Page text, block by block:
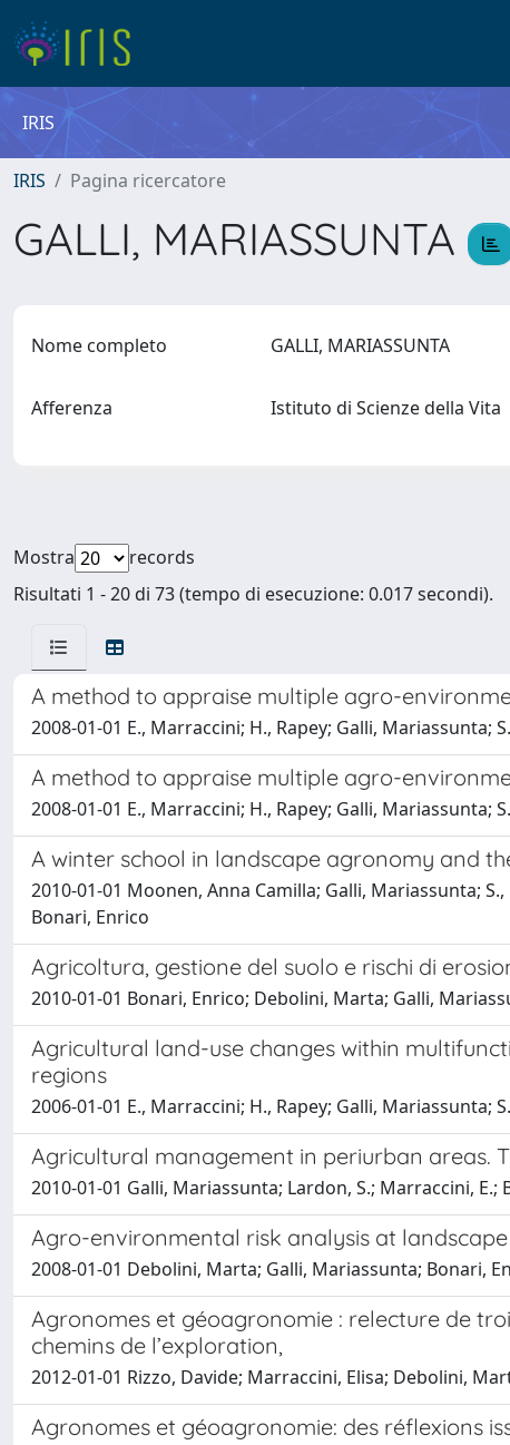
IRIS
IRIS Pagina ricercatore
GALLI, MARIASSUNTA
Nome completo GALLI, MARIASSUNTA
Afferenza Istituto di Scienze della Vita
Mostra
records
Risultati 1 - 20 di 73 (tempo di esecuzione: 0.017 secondi).
A method to appraise multiple agro-
2008-01-01 E., Marraccini; H., Rapey; Galli, Mariassunta;
A method to appraise multiple agro-
2008-01-01 E., Marraccini; H., Rapey; Galli, Mariassunta;
A winter school in landscape agronomy and
2010-01-01 Moonen, Anna Camilla; Galli, Mariassunta;
Bonari, Enrico
Agricoltura, gestione del suolo e rischi di
2010-01-01 Bonari, Enrico; Debolini, Marta; Galli,
Agricultural land-use changes within
regions
2006-01-01 E., Marraccini; H., Rapey; Galli, Mariassunta;
Agricultural management in periurban areas.
2010-01-01 Galli, Mariassunta; Lardon, S.; Marraccini, E.;
Agro-environmental risk analysis at
2008-01-01 Debolini, Marta; Galli, Mariassunta; Bonari,
Agronomes et géoagronomie : relecture de
chemins de l’exploration,
2012-01-01 Rizzo, Davide; Marraccini, Elisa; Debolini,
Agronomes et géoagronomie: des réflexions